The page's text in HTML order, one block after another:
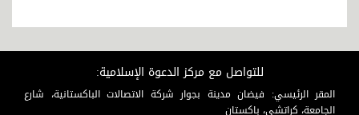
للتواصل مع مركز الدعوة الإسلامية:
المقر الرئيسي: فيضان مدينة بجوار شركة الاتصالات الباكستانية، شارع
الجامعة، كراتشي، باكستان